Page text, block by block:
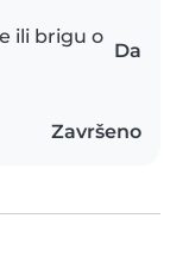
ili brigu o
Da
Završeno